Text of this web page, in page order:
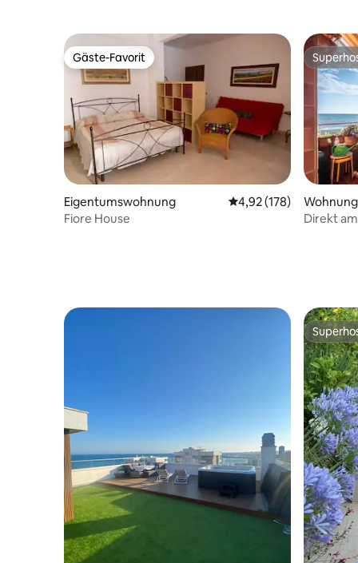
Gäste-Favorit
Gäste-Favorit
Eigentumswohnung Durchschnittliche
4,92 (178)
Fiore House
Wohnung
Direkt